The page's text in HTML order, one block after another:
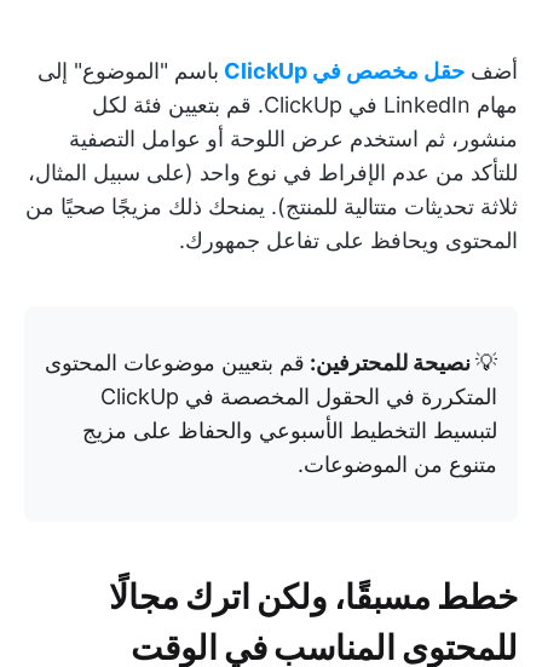
أضف حقل مخصص في ClickUp
باسم "الموضوع" إلى
مهام LinkedIn في ClickUp. قم بتعيين فئة لكل
منشور، ثم استخدم عرض اللوحة أو عوامل التصفية
للتأكد من عدم الإفراط في نوع واحد (على سبيل المثال،
ثلاثة تحديثات متتالية للمنتج). يمنحك ذلك مزيجًا صحيًا من
المحتوى ويحافظ على تفاعل جمهورك.
💡نصيحة للمحترفين: قم بتعيين موضوعات المحتوى
المتكررة في الحقول المخصصة في ClickUp
لتبسيط التخطيط الأسبوعي والحفاظ على مزيج
متنوع من الموضوعات.
خطط مسبقًا، ولكن اترك مجالًا
للمحتوى المناسب في الوقت